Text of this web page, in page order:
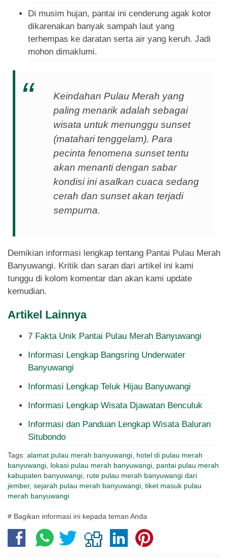
Di musim hujan, pantai ini cenderung agak kotor
dikarenakan banyak sampah laut yang
terhempas ke daratan serta air yang keruh. Jadi
mohon dimaklumi.
Keindahan Pulau Merah yang
paling menarik adalah sebagai
wisata untuk menunggusunset
(matahari tenggelam). Para
pecinta fenomena sunset tentu
akan menanti dengan sabar
kondisi ini asalkan cuaca sedang
cerah dan sunset akan terjadi
sempurna.
Demikian informasi lengkap tentang Pantai Pulau Merah
Banyuwangi. Kritik dan saran dari artikel ini kami
tunggu di kolom komentar dan akan kami update
kemudian.
Artikel Lainnya
7 Fakta Unik Pantai Pulau Merah Banyuwangi
Informasi Lengkap Bangsring Underwater
Banyuwangi
Informasi Lengkap Teluk Hijau Banyuwangi
Informasi Lengkap Wisata Djawatan Benculuk
Informasi dan Panduan Lengkap Wisata Baluran
Situbondo
Tags: alamat pulau merah banyuwangi, hotel di pulau merah
banyuwangi, lokasi pulau merah banyuwangi, pantai pulau merah
kabupaten banyuwangi, rute pulau merah banyuwangi dari
jember, sejarah pulau merah banyuwangi, tiket masuk pulau
merah banyuwangi
# Bagikan informasi ini kepada teman Anda